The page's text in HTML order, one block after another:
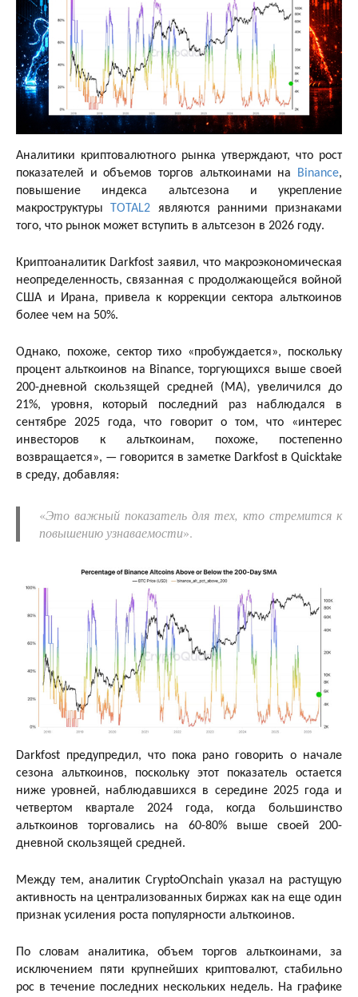
Аналитики криптовалютного рынка утверждают, что рост
показателей и объемов торгов альткоинами на
Binance,
повышение индекса альтсезона и укрепление
макроструктуры
TOTAL2 являются ранними признаками
того, что рынок может вступить в альтсезон в 2026 году.
Криптоаналитик Darkfost заявил, что макроэкономическая
неопределенность, связанная с продолжающейся войной
США и Ирана, привела к коррекции сектора альткоинов
более чем на 50%.
Однако, похоже, сектор тихо «пробуждается», поскольку
процент альткоинов на Binance, торгующихся выше своей
200-дневной скользящей средней (MA), увеличился до
21%, уровня, который последний раз наблюдался в
сентябре 2025 года, что говорит о том, что «интерес
инвесторов к альткоинам, похоже, постепенно
возвращается», — говорится в заметке Darkfost в Quicktake
в среду, добавляя:
«Это важный показатель для тех, кто стремится к
повышению узнаваемости».
Darkfost предупредил, что пока рано говорить о начале
сезона альткоинов, поскольку этот показатель остается
ниже уровней, наблюдавшихся в середине 2025 года и
четвертом квартале 2024 года, когда большинство
альткоинов торговались на 60-80% выше своей 200-
дневной скользящей средней.
Между тем, аналитик CryptoOnchain указал на растущую
активность на централизованных биржах как на еще один
признак усиления роста популярности альткоинов.
По словам аналитика, объем торгов альткоинами, за
исключением пяти крупнейших криптовалют, стабильно
рос в течение последних нескольких недель. На графике